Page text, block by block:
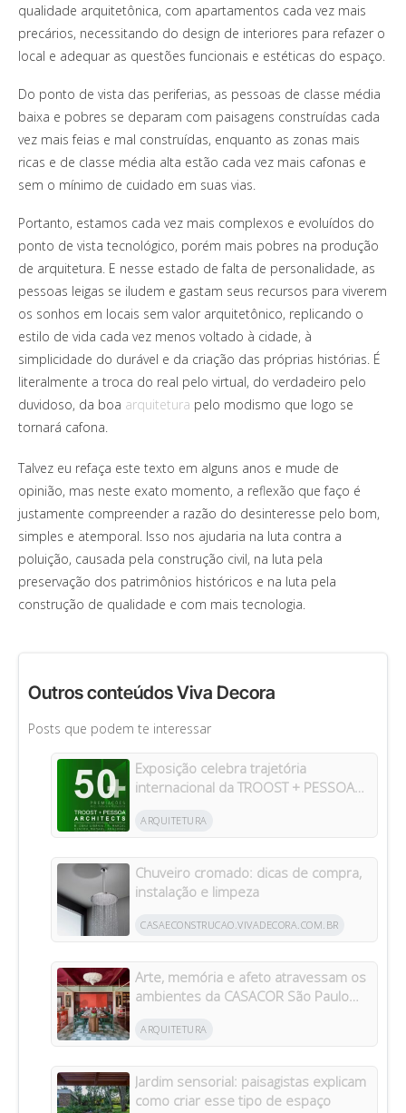
qualidade arquitetônica, com apartamentos cada vez mais
precários, necessitando do design de interiores para refazer o
local e adequar as questões funcionais e estéticas do espaço.
Do ponto de vista das periferias, as pessoas de classe média
baixa e pobres se deparam com paisagens construídas cada
vez mais feias e mal construídas, enquanto as zonas mais
ricas e de classe média alta estão cada vez mais cafonas e
sem o mínimo de cuidado em suas vias.
Portanto, estamos cada vez mais complexos e evoluídos do
ponto de vista tecnológico, porém mais pobres na produção
de arquitetura. E nesse estado de falta de personalidade, as
pessoas leigas se iludem e gastam seus recursos para viverem
os sonhos em locais sem valor arquitetônico, replicando o
estilo de vida cada vez menos voltado à cidade, à
simplicidade do durável e da criação das próprias histórias. É
literalmente a troca do real pelo virtual, do verdadeiro pelo
duvidoso, da boa arquitetura pelo modismo que logo se
tornará cafona.
Talvez eu refaça este texto em alguns anos e mude de
opinião, mas neste exato momento, a reflexão que faço é
justamente compreender a razão do desinteresse pelo bom,
simples e atemporal. Isso nos ajudaria na luta contra a
poluição, causada pela construção civil, na luta pela
preservação dos patrimônios históricos e na luta pela
construção de qualidade e com mais tecnologia.
Outros conteúdos Viva Decora
Posts que podem te interessar
Exposição celebra trajetória
internacional da TROOST + PESSOA
ARQUITETURA
Chuveiro cromado: dicas de compra,
instalação e limpeza
CASAECONSTRUCAO.VIVADECORA.COM.BR
Arte, memória e afeto atravessam os
ambientes da CASACOR São Paulo
ARQUITETURA
Jardim sensorial: paisagistas explicam
como criar esse tipo de espaço